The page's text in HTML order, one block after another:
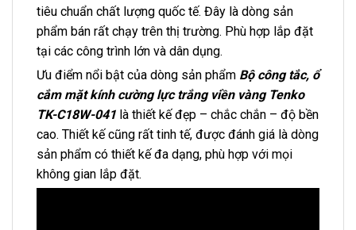
tiêu chuẩn chất lượng quốc tế. Đây là dòng sản
phẩm bán rất chạy trên thị trường. Phù hợp lắp đặt
tại các công trình lớn và dân dụng.
Ưu điểm nổi bật của dòng sản phẩm Bộ công tắc, ổ
cắm mặt kính cường lực trắng viền vàng Tenko
TK-C18W-041 là thiết kế đẹp – chắc chắn – độ bền
cao. Thiết kế cũng rất tinh tế, được đánh giá là dòng
sản phẩm có thiết kế đa dạng, phù hợp với mọi
không gian lắp đặt.